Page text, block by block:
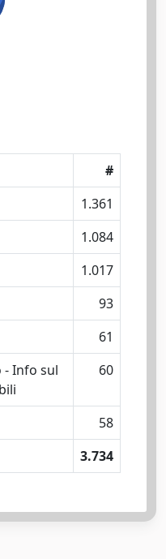
#
1.361
1.084
1.017
93
61
- Info sul
60
58
3.734